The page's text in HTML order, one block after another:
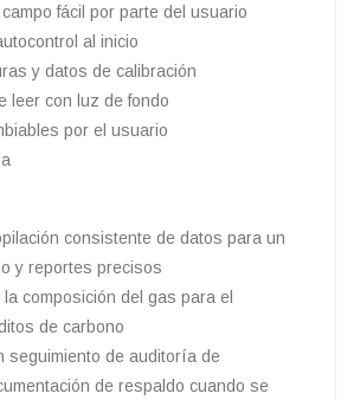
fácil por parte del usuario
al inicio
y datos de calibración
leer con luz de fondo
por el usuario
consistente de datos para un
y reportes precisos
la composición del gas para el
de carbono
seguimiento de auditoría de
de respaldo cuando se